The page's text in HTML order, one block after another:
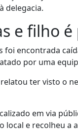
delegacia.
e filho
foi encontrada
por uma
ter visto o
em via
local e recolheu a